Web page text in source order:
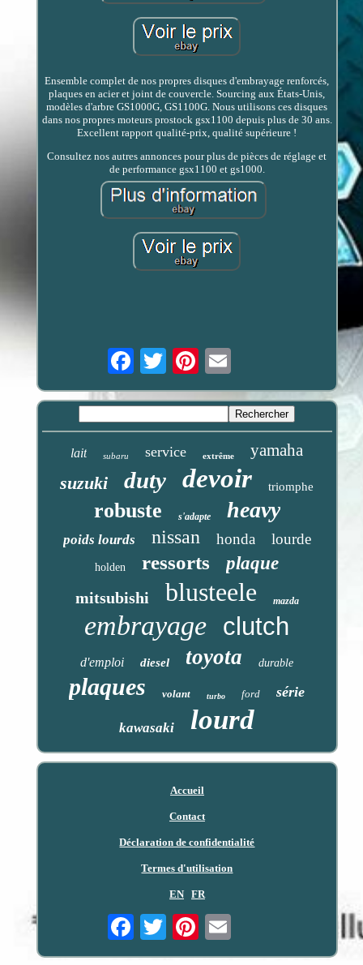
Ensemble complet de nos propres disques d'embrayage renforcés,
plaques en acier et joint de couvercle. Sourcing aux États-Unis,
modèles d'arbre GS1000G, GS1100G. Nous utilisons ces disques
dans nos propres moteurs prostock gsx1100 depuis plus de 30 ans.
Excellent rapport qualité-prix, qualité supérieure !
Consultez nos autres annonces pour plus de pièces de réglage et
de performance gsx1100 et gs1000.
Email
lait subaru service extrême yamaha
suzuki duty devoir triomphe
robuste s'adapte heavy
poids lourds nissan honda lourde
holden ressorts plaque
mitsubishi blusteele mazda
embrayage clutch
d'emploi diesel toyota durable
plaques volant turbo ford série
kawasaki lourd
Accueil
Contact
Déclaration de confidentialité
Termes d'utilisation
EN FR